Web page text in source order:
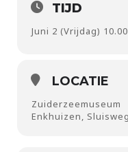
TIJD
Juni 2 (Vrijdag)
LOCATIE
Zuiderzeemuseum
Enkhuizen,